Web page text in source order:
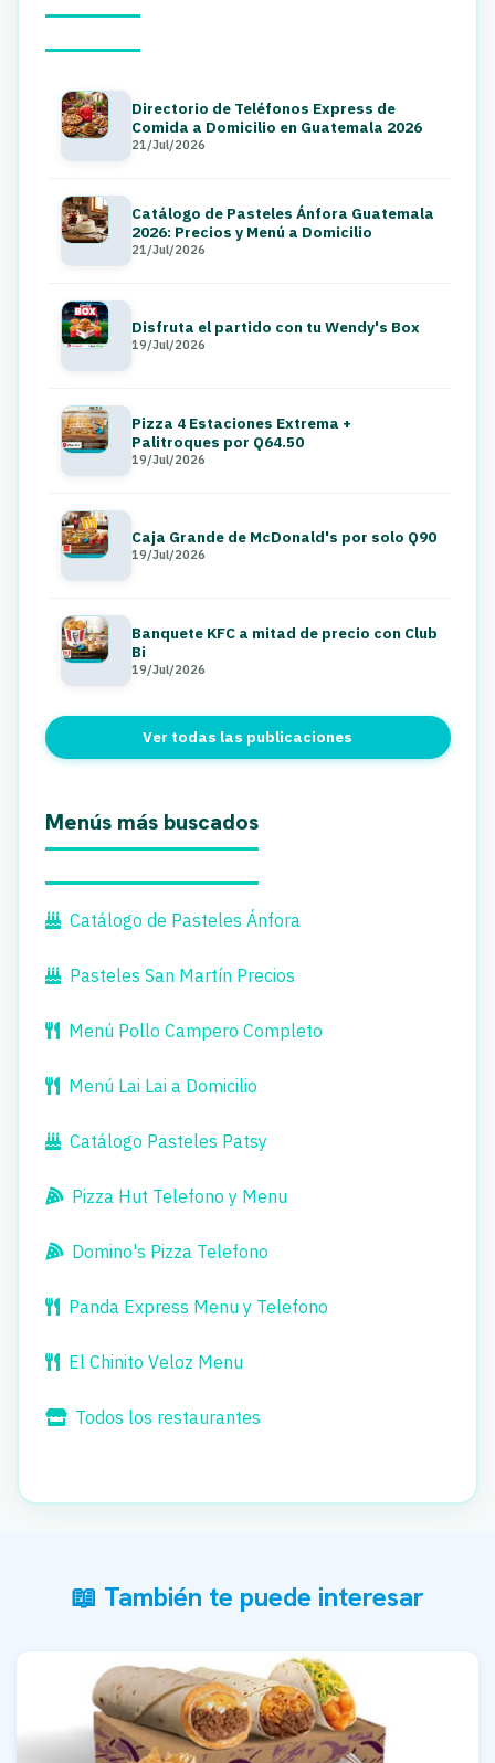
Directorio de Teléfonos Express de
Comida a Domicilio en Guatemala 2026
21/Jul/2026
Catálogo de Pasteles Ánfora Guatemala
2026: Precios y Menú a Domicilio
21/Jul/2026
Disfruta el partido con tu Wendy's Box
19/Jul/2026
Pizza 4 Estaciones Extrema +
Palitroques por Q64.50
19/Jul/2026
Caja Grande de McDonald's por solo Q90
19/Jul/2026
Banquete KFC a mitad de precio con Club
Bi
19/Jul/2026
Ver todas las publicaciones
Menús más buscados
Catálogo de Pasteles Ánfora
Pasteles San Martín Precios
Menú Pollo Campero Completo
Menú Lai Lai a Domicilio
Catálogo Pasteles Patsy
Pizza Hut Telefono y Menu
Domino's Pizza Telefono
Panda Express Menu y Telefono
El Chinito Veloz Menu
Todos los restaurantes
📖 También te puede interesar